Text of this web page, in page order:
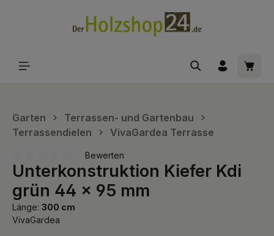
Garten
Terrassen- und Gartenbau
Terrassendielen
VivaGardea Terrasse
Durchschnittliche Bewertung von 0 von 5 Sternen
Bewerten
Unterkonstruktion Kiefer Kdi
grün 44 x 95 mm
Länge: 300 cm
VivaGardea